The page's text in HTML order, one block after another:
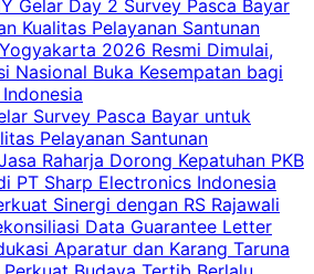
Gelar Day 2 Survey Pasca Bayar
Kualitas Pelayanan Santunan
2026 Resmi Dimulai,
Nasional Buka Kesempatan bagi
Survey Pasca Bayar untuk
Pelayanan Santunan
Raharja Dorong Kepatuhan PKB
PT Sharp Electronics Indonesia
Sinergi dengan RS Rajawali
Data Guarantee Letter
Aparatur dan Karang Taruna